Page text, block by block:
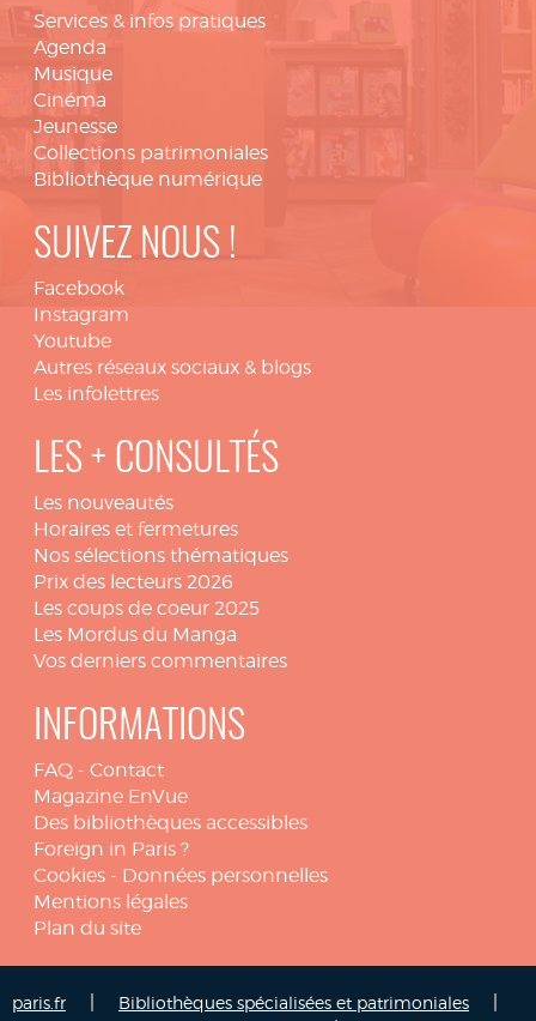
Services & infos pratiques
Agenda
Musique
Cinéma
Jeunesse
Collections patrimoniales
Bibliothèque numérique
SUIVEZ NOUS !
Facebook
Instagram
Youtube
Autres réseaux sociaux & blogs
Les infolettres
LES + CONSULTÉS
Les nouveautés
Horaires et fermetures
Nos sélections thématiques
Prix des lecteurs 2026
Les coups de coeur 2025
Les Mordus du Manga
Vos derniers commentaires
INFORMATIONS
FAQ - Contact
Magazine EnVue
Des bibliothèques accessibles
Foreign in Paris ?
Cookies - Données personnelles
Mentions légales
Plan du site
paris.fr Bibliothèques spécialisées et patrimoniales